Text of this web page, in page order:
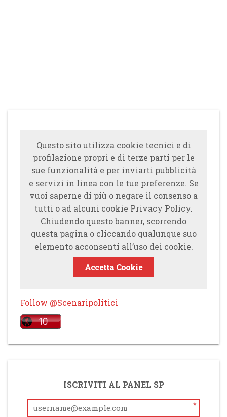
Questo sito utilizza cookie tecnici e di
profilazione propri e di terze parti per le
sue funzionalità e per inviarti pubblicità
e servizi in linea con le tue preferenze. Se
vuoi saperne di più o negare il consenso a
tutti o ad alcuni cookie Privacy Policy.
Chiudendo questo banner, scorrendo
questa pagina o cliccando qualunque suo
elemento acconsenti all’uso dei cookie.
Accetta Cookie
Follow @Scenaripolitici
ISCRIVITI AL PANEL SP
*